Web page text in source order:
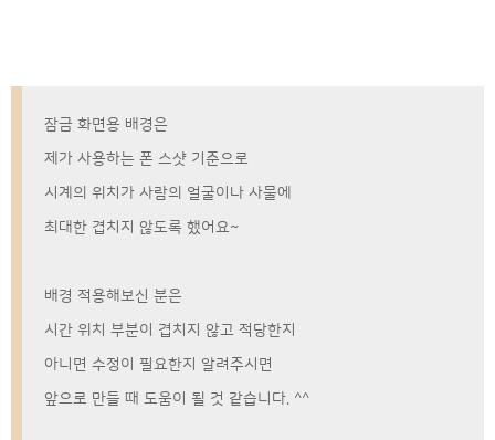
잠금 화면용 배경은
제가 사용하는 폰 스샷 기준으로
시계의 위치가 사람의 얼굴이나 사물에
최대한 겹치지 않도록 했어요~
배경 적용해보신 분은
시간 위치 부분이 겹치지 않고 적당한지
아니면 수정이 필요한지 알려주시면
앞으로 만들 때 도움이 될 것 같습니다. ^^